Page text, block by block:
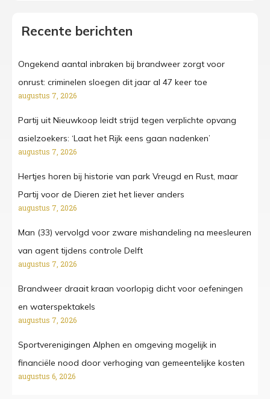
Recente berichten
Ongekend aantal inbraken bij brandweer zorgt voor
onrust: criminelen sloegen dit jaar al 47 keer toe
augustus 7, 2026
Partij uit Nieuwkoop leidt strijd tegen verplichte opvang
asielzoekers: ‘Laat het Rijk eens gaan nadenken’
augustus 7, 2026
Hertjes horen bij historie van park Vreugd en Rust, maar
Partij voor de Dieren ziet het liever anders
augustus 7, 2026
Man (33) vervolgd voor zware mishandeling na meesleuren
van agent tijdens controle Delft
augustus 7, 2026
Brandweer draait kraan voorlopig dicht voor oefeningen
en waterspektakels
augustus 7, 2026
Sportverenigingen Alphen en omgeving mogelijk in
financiële nood door verhoging van gemeentelijke kosten
augustus 6, 2026